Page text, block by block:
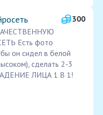
300
Есть фото
он сидел в белой
сделать 2-3
ЛИЦА 1 В 1!